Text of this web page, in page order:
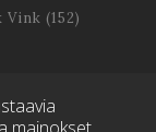
Vink (152)